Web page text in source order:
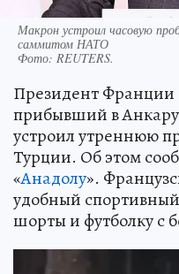
Макрон устроил часовую
саммитом НАТО
Фото: REUTERS.
Президент Франции
прибывший в
устроил утреннюю
Турции. Об этом
«Анадолу».
удобный
шорты и футболку с